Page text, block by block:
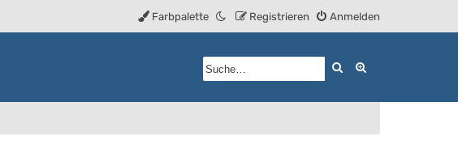
Anmelden
Registrieren
Farbpalette
Suche